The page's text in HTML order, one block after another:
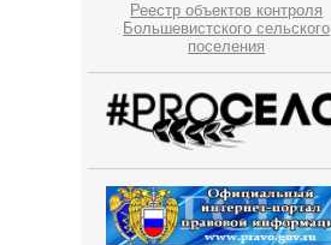
Реестр объектов контроля
Большевистского сельского
поселения